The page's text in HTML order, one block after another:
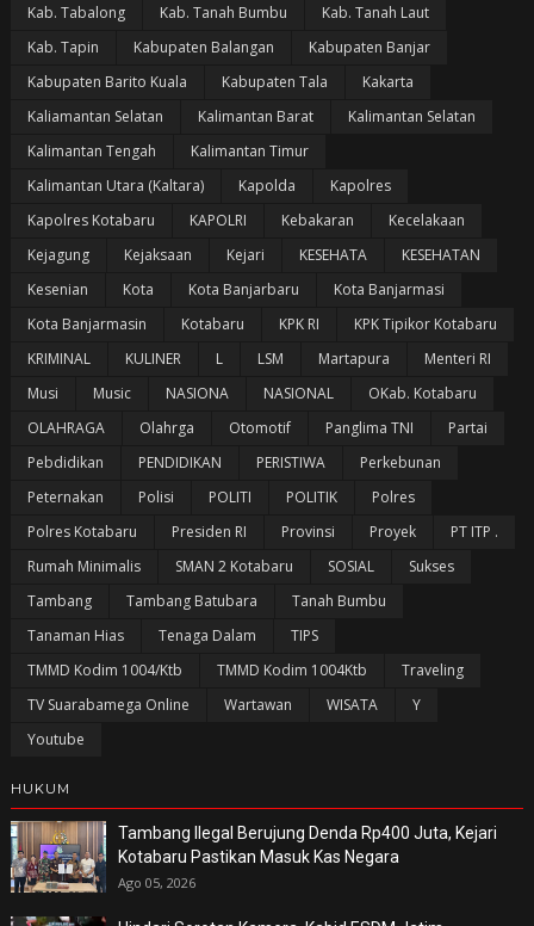
Kab. Tabalong
Kab. Tanah Bumbu
Kab. Tanah Laut
Kab. Tapin
Kabupaten Balangan
Kabupaten Banjar
Kabupaten Barito Kuala
Kabupaten Tala
Kakarta
Kaliamantan Selatan
Kalimantan Barat
Kalimantan Selatan
Kalimantan Tengah
Kalimantan Timur
Kalimantan Utara (Kaltara)
Kapolda
Kapolres
Kapolres Kotabaru
KAPOLRI Kebakaran
Kecelakaan
Kejagung
Kejaksaan Kejari KESEHATA
KESEHATAN
Kesenian
Kota Kota Banjarbaru
Kota Banjarmasi
Kota Banjarmasin
Kotabaru KPK RI
KPK Tipikor Kotabaru
KRIMINAL
KULINER L LSM Martapura
Menteri RI
Musi
Music NASIONA NASIONAL
OKab. Kotabaru
OLAHRAGA
Olahrga Otomotif Panglima TNI
Partai
Pebdidikan
PENDIDIKAN PERISTIWA
Perkebunan
Peternakan
Polisi POLITI POLITIK
Polres
Polres Kotabaru
Presiden RI Provinsi Proyek
PT ITP .
Rumah Minimalis
SMAN 2 Kotabaru SOSIAL
Sukses
Tambang
Tambang Batubara
Tanah Bumbu
Tanaman Hias
Tenaga Dalam
TIPS
TMMD Kodim 1004/Ktb
TMMD Kodim 1004Ktb
Traveling
TV Suarabamega Online
Wartawan WISATA
Y
Youtube
HUKUM
Tambang Ilegal Berujung Denda Rp400 Juta, Kejari
Kotabaru Pastikan Masuk Kas Negara
Ago 05, 2026